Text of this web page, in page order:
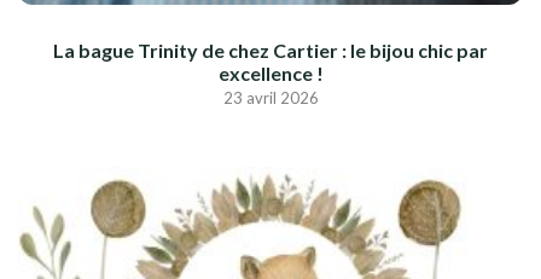
La bague Trinity de chez Cartier : le bijou chic par
excellence !
23 avril 2026